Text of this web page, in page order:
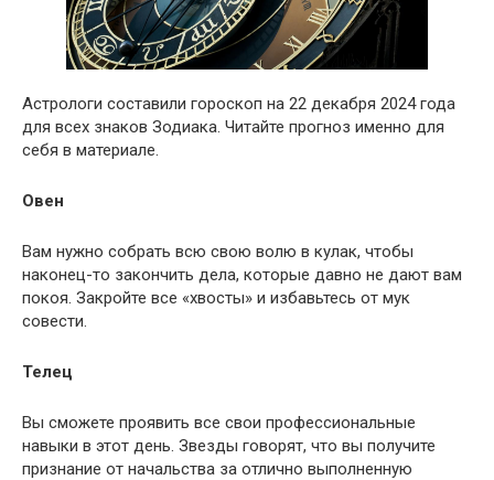
Астрологи составили гороскоп на 22 декабря 2024 года
для всех знаков Зодиака. Читайте прогноз именно для
себя в материале.
Овен
Вам нужно собрать всю свою волю в кулак, чтобы
наконец-то закончить дела, которые давно не дают вам
покоя. Закройте все «хвосты» и избавьтесь от мук
совести.
Телец
Вы сможете проявить все свои профессиональные
навыки в этот день. Звезды говорят, что вы получите
признание от начальства за отлично выполненную